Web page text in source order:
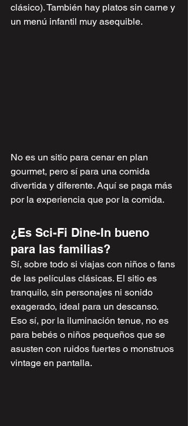
clásico). También hay platos sin carne y
un menú infantil muy asequible.
No es un sitio para cenar en plan
gourmet, pero sí para una comida
divertida y diferente. Aquí se paga más
por la experiencia que por la comida.
¿Es Sci-Fi Dine-In bueno
para las familias?
Sí, sobre todo si viajas con niños o fans
de las películas clásicas. El sitio es
tranquilo, sin personajes ni sonido
exagerado, ideal para un descanso.
Eso sí, por la iluminación tenue, no es
para bebés o niños pequeños que se
asusten con ruidos fuertes o monstruos
vintage en pantalla.